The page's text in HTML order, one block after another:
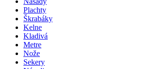
Plachty
Škrabáky
Kelne
Kladivá
Metre
Nože
Sekery